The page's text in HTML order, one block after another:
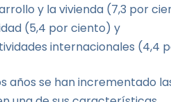
y la vivienda (7,3 por
(5,4 por ciento) y
internacionales (4,4
años se han incrementado